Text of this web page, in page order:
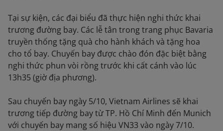
Tại sự kiện, các đại biểu đã thực hiện nghi thức khai
trương đường bay. Các lễ tân trong trang phục Bavaria
truyền thống tặng quà cho hành khách và tặng hoa
cho tổ bay. Chuyến bay được chào đón đặc biệt bằng
nghi thức phun vòi rồng trước khi cất cánh vào lúc
13h35 (giờ địa phương).
Sau chuyến bay ngày 5/10, Vietnam Airlines sẽ khai
trương tiếp đường bay từ TP. Hồ Chí Minh đến Munich
với chuyến bay mang số hiệu VN33 vào ngày 7/10.